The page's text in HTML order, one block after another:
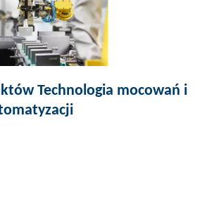
Technologia mocowań i